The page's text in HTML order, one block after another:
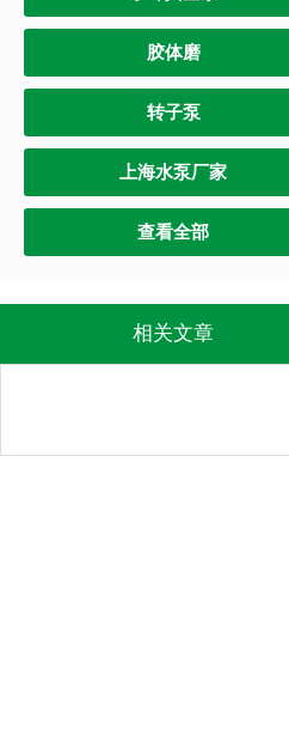
胶体磨
转子泵
上海水泵厂家
查看全部
相关文章